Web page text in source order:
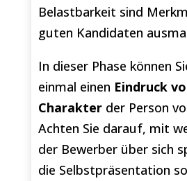
Belastbarkeit sind
guten Kandidaten
In dieser Phase können
einmal einen Eindruck
Charakterder Person
Achten Sie darauf, mit
der Bewerber über sich
die Selbstpräsentation